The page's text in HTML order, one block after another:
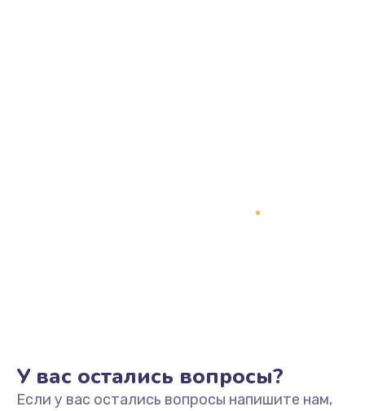
У вас остались вопросы?
Если у вас остались вопросы напишите нам,